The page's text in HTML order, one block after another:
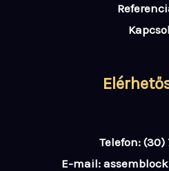
Telefon: (30)
E-mail: